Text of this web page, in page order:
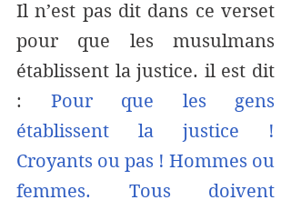
Il n’est pas dit dans ce verset
pour que les musulmans
établissent la justice. il est dit
: Pour que les gens
établissent la justice !
Croyants ou pas ! Hommes ou
femmes. Tous doivent